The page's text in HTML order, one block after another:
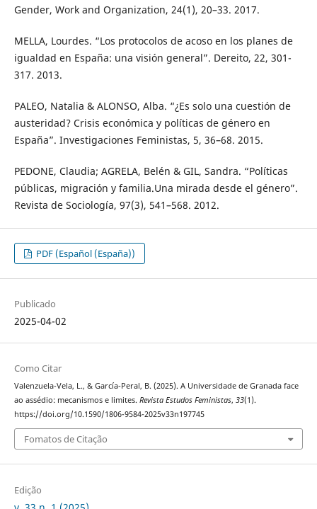
Gender, Work and Organization, 24(1), 20–33. 2017.
MELLA, Lourdes. “Los protocolos de acoso en los planes de
igualdad en España: una visión general”. Dereito, 22, 301-
317. 2013.
PALEO, Natalia & ALONSO, Alba. “¿Es solo una cuestión de
austeridad? Crisis económica y políticas de género en
España”. Investigaciones Feministas, 5, 36–68. 2015.
PEDONE, Claudia; AGRELA, Belén & GIL, Sandra. “Políticas
públicas, migración y familia.Una mirada desde el género”.
Revista de Sociología, 97(3), 541–568. 2012.
PDF (Español (España))
Publicado
2025-04-02
Como Citar
Valenzuela-Vela, L., & García-Peral, B. (2025). A Universidade de Granada face
ao assédio: mecanismos e limites. Revista Estudos Feministas, 33(1).
https://doi.org/10.1590/1806-9584-2025v33n197745
Fomatos de Citação
Edição